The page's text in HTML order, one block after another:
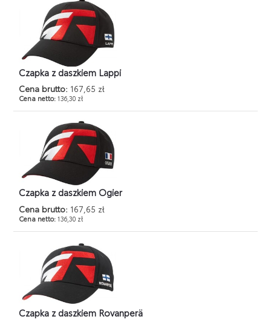
Czapka z daszkiem Lappi
Cena brutto: 167,65 zł
Cena netto:136,30 zł
Czapka z daszkiem Ogier
Cena brutto: 167,65 zł
Cena netto:136,30 zł
Czapka z daszkiem Rovanperä